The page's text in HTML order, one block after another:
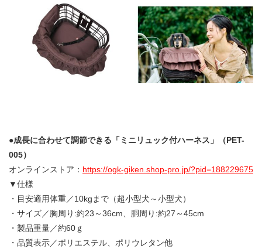
●成長に合わせて調節できる「ミニリュック付ハーネス」（PET-
005）
オンラインストア： https://ogk-giken.shop-pro.jp/?pid=188229675
▼仕様
・目安適用体重／10kgまで（超小型犬～小型犬）
・サイズ／胸周り:約23～36cm、胴周り:約27～45cm
・製品重量／約60ｇ
・品質表示／ポリエステル、ポリウレタン他